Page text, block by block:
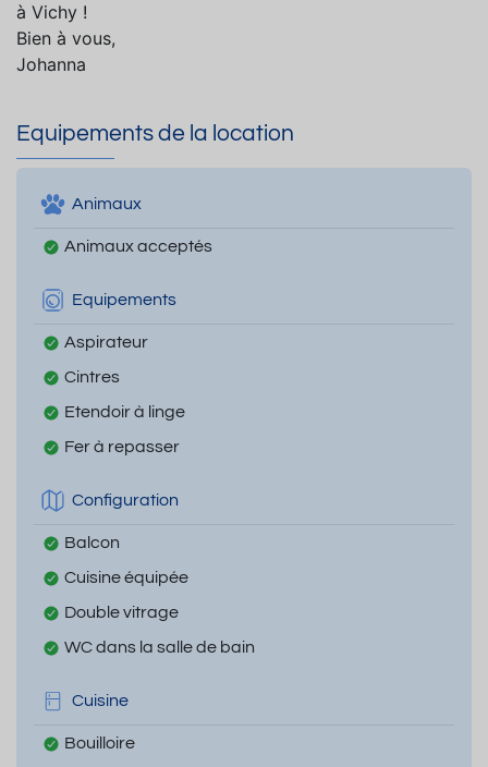
à Vichy !
Bien à vous,
Johanna
Equipements de la location
Animaux
Animaux acceptés
Equipements
Aspirateur
Cintres
Etendoir à linge
Fer à repasser
Configuration
Balcon
Cuisine équipée
Double vitrage
WC dans la salle de bain
Cuisine
Bouilloire